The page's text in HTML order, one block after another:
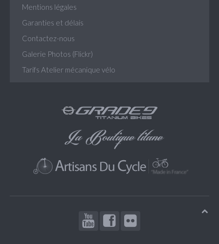
Mentions légales
Garanties et délais
Contactez-nous
Galerie Photos (Flickr)
Tarifs Atelier mécanique vélo